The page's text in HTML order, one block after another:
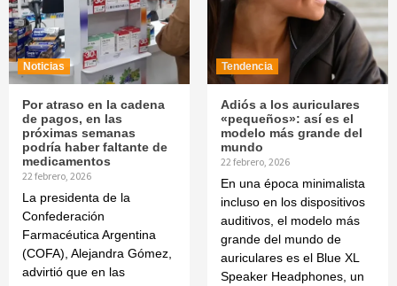
Noticias
Por atraso en la cadena
de pagos, en las
próximas semanas
podría haber faltante de
medicamentos
22 febrero, 2026
La presidenta de la
Confederación
Farmacéutica Argentina
(COFA), Alejandra Gómez,
advirtió que en las
Tendencia
Adiós a los auriculares
«pequeños»: así es el
modelo más grande del
mundo
22 febrero, 2026
En una época minimalista
incluso en los dispositivos
auditivos, el modelo más
grande del mundo de
auriculares es el Blue XL
Speaker Headphones, un